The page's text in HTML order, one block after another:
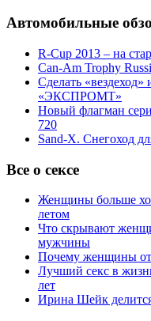
Автомобильные
R-Cup 2013 – на
Can-Am Trophy
Сделать
«ЭКСПРОМТ»
Новый флагман
720
Sand-X. Снегоход
Все о сексе
Женщины больше
летом
Что скрывают
мужчины
Почему женщины
Лучший секс в
лет
Ирина Шейк